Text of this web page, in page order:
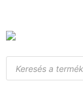
content
Products
search